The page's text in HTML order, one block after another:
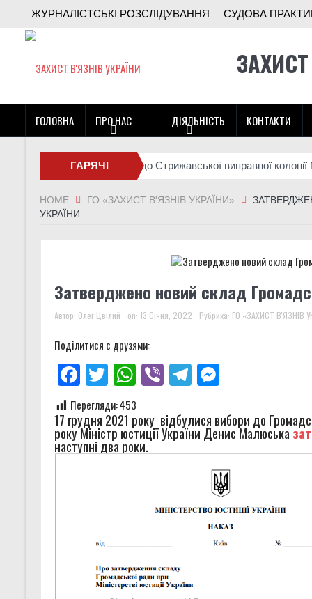
ЖУРНАЛІСТСЬКІ РОЗСЛІДУВАННЯ СУДОВА
ЗАХИСТ
ГОЛОВНА ПРО НАС ДІЯЛЬНІСТЬ КОНТАКТИ
ГАРЯЧІ
НОВИНИ
візиту до Стрижавської виправної колонії №81
HOME ГО «ЗАХИСТ В'ЯЗНІВ УКРАЇНИ»
УКРАЇНИ
Затверджено новий склад
Автор: Олег Цвілий on:13 Січня, 2022 Рубрика: ГО «ЗАХИСТ В'ЯЗНІВ
Поділитися с друзями:
Facebook
TwitterWhatsApp
ViberTelegramMessenger
Перегляди:453
17 грудня 2021 року відбулися вибори до
року Міністр юстиції України Денис Малюська
наступні два роки.